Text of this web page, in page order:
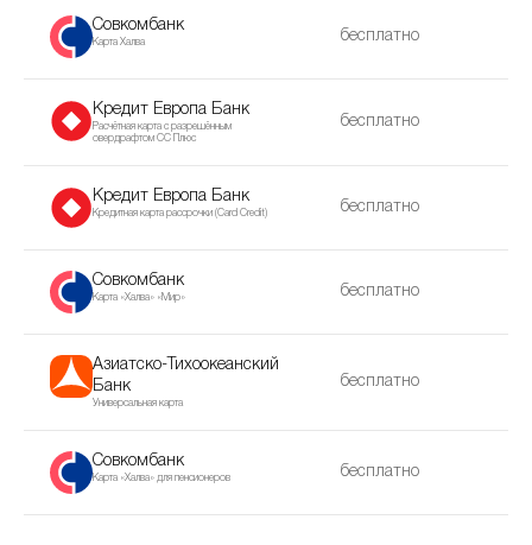
Совкомбанк
Карта Халва бесплатно
Кредит Европа Банк
Расчётная карта с разрешённым
овердрафтом CC Плюс
бесплатно
Кредит Европа Банк
Кредитная карта рассрочки (Сard Сredit) бесплатно
Совкомбанк
Карта «Халва» «Мир» бесплатно
Азиатско-Тихоокеанский
Банк
Универсальная карта
бесплатно
Совкомбанк
Карта «Халва» для пенсионеров бесплатно